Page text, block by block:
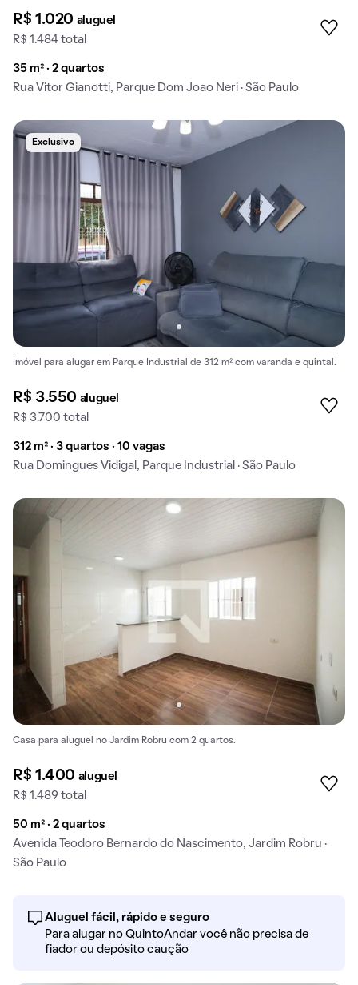
R$ 1.020 aluguel
R$ 1.484 total
35 m² · 2 quartos
Rua Vitor Gianotti, Parque Dom Joao Neri · São Paulo
Exclusivo
Imóvel para alugar em Parque Industrial de 312 m² com varanda e quintal.
R$ 3.550 aluguel
R$ 3.700 total
312 m² · 3 quartos · 10 vagas
Rua Domingues Vidigal, Parque Industrial · São Paulo
Casa para aluguel no Jardim Robru com 2 quartos.
R$ 1.400 aluguel
R$ 1.489 total
50 m² · 2 quartos
Avenida Teodoro Bernardo do Nascimento, Jardim Robru ·
São Paulo
Aluguel fácil, rápido e seguro
Para alugar no QuintoAndar você não precisa de
fiador ou depósito caução